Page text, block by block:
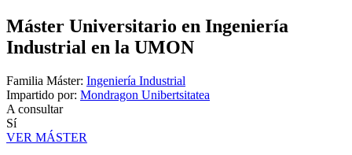
Máster Universitario en Ingeniería
Industrial en la UMON
Familia Máster: Ingeniería Industrial
Impartido por: Mondragon Unibertsitatea
A consultar
Sí
VER MÁSTER